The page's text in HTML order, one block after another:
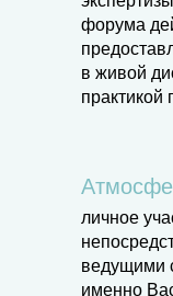
форума
в живой
практикой
личное
ведущими
именно